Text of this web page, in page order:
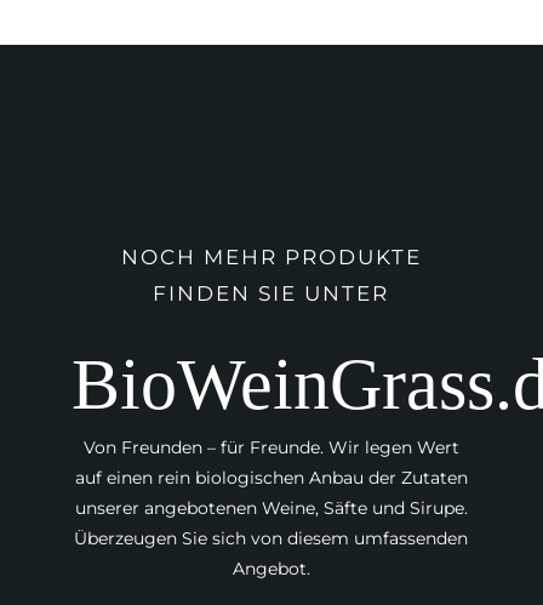
NOCH MEHR PRODUKTE
FINDEN SIE UNTER
Von Freunden – für Freunde. Wir legen Wert
auf einen rein biologischen Anbau der Zutaten
unserer angebotenen Weine, Säfte und Sirupe.
Überzeugen Sie sich von diesem umfassenden
Angebot.